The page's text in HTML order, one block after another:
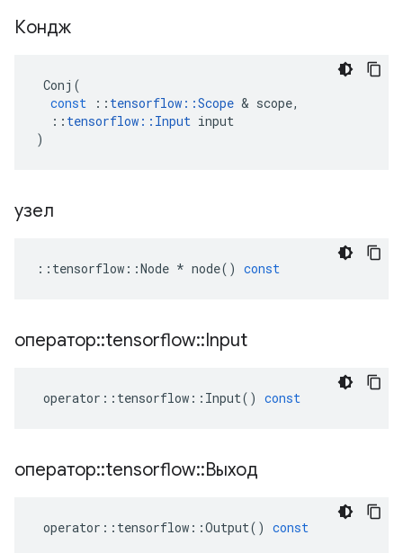
Кондж
Conj (
const
:: tensorflow ::Scope & scope,
:: tensorflow :: Input input
)
узел
:: tensorflow ::Node * node() const
оператор::tensorflow::Input
operator :: tensorflow :: Input() const
оператор::tensorflow::Выход
operator :: tensorflow ::Output() const